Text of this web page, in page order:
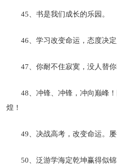
45、书是我们成长的乐园。
46、学习改变命运，态度决定
47、你耐不住寂寞，没人替你
48、冲锋、冲锋，冲向巅峰
煌！
49、决战高考，改变命运。
50、泛游学海定乾坤赢得似锦